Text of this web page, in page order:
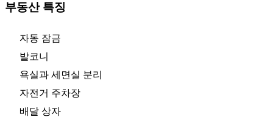
부동산 특징
자동 잠금
발코니
욕실과 세면실 분리
자전거 주차장
배달 상자